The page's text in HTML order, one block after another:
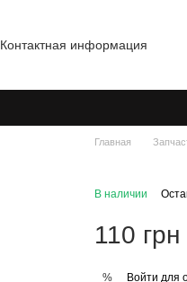
Контактная информация
Главная
В наличии
110 грн
% Войти для